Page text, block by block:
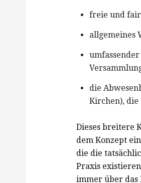
freie und
allgemeines
die
Kirchen), die
Dieses breitere
dem Konzept
die die
Praxis
immer über das